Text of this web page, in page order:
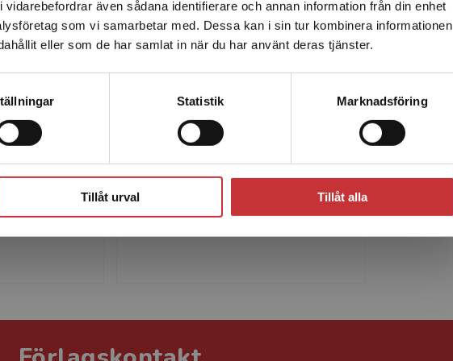
även sådana identifierare och annan information från din enhet
som vi samarbetar med. Dessa kan i sin tur kombinera informationen
eller som de har samlat in när du har använt deras tjänster.
Statistik Marknadsföring
Tillåt urval Tillåt alla
Sverige. Vi erbjuder inte leveranser utanför
att kunna slutföra ett köp måste
vara i Sverige.Läs mer
Jonas Hinnfors